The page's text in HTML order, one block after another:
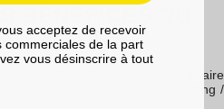
BÉNÉFICES DU
?
de la Sidas Academy, nous éclaire
sur les bénéfices du bootfitting /
acceptez de recevoir
commerciales de la part
vous désinscrire à tout